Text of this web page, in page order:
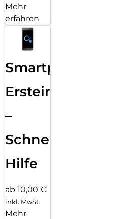
Mehr
erfahren
Smartphone
Ersteinrichtung
–
Schnelle
Hilfe
ab 10,00 €
inkl. MwSt.
Mehr